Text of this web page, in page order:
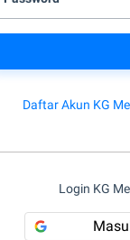
Daftar Akun KG
Login KG